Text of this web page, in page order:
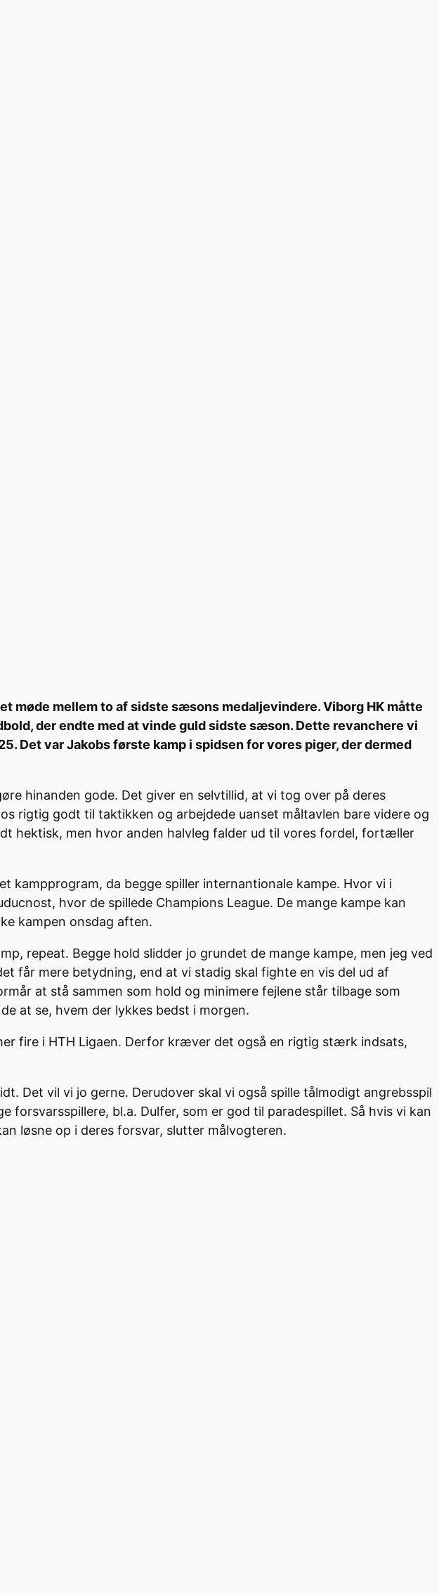
møde mellem to af sidste sæsons medaljevindere. Viborg HK måtte
der endte med at vinde guld sidste sæson. Dette revanchere vi
Det var Jakobs første kamp i spidsen for vores piger, der dermed
hinanden gode. Det giver en selvtillid, at vi tog over på deres
rigtig godt til taktikken og arbejdede uanset måltavlen bare videre og
hektisk, men hvor anden halvleg falder ud til vores fordel, fortæller
da begge spiller internantionale kampe. Hvor vi i
hvor de spillede Champions League. De mange kampe kan
kampen onsdag aften.
repeat. Begge hold slidder jo grundet de mange kampe, men jeg ved
får mere betydning, end at vi stadig skal fighte en vis del ud af
at stå sammen som hold og minimere fejlene står tilbage som
at se, hvem der lykkes bedst i morgen.
fire i HTH Ligaen. Derfor kræver det også en rigtig stærk indsats,
Det vil vi jo gerne. Derudover skal vi også spille tålmodigt angrebsspil
bl.a. Dulfer, som er god til paradespillet. Så hvis vi kan
løsne op i deres forsvar, slutter målvogteren.